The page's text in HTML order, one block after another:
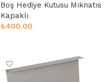
Boş Hediye Kutusu Mıknatıs
Kapaklı
₺400.00